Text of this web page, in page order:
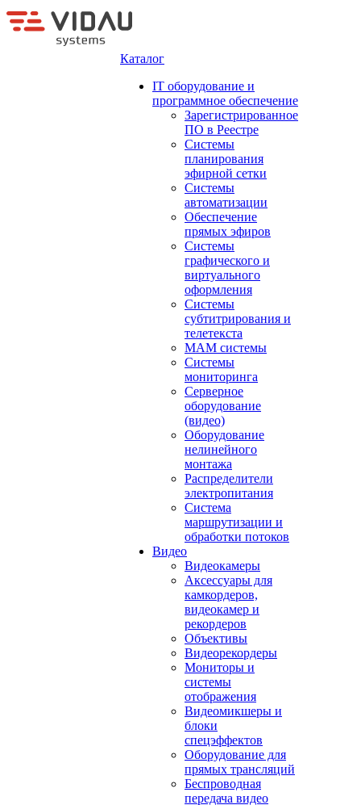
Каталог
IT оборудование и
программное обеспечение
Зарегистрированное
ПО в Реестре
Системы
планирования
эфирной сетки
Системы
автоматизации
Обеспечение
прямых эфиров
Системы
графического и
виртуального
оформления
Системы
субтитрирования и
телетекста
MAM системы
Системы
мониторинга
Серверное
оборудование
(видео)
Оборудование
нелинейного
монтажа
Распределители
электропитания
Система
маршрутизации и
обработки потоков
Видео
Видеокамеры
Аксессуары для
камкордеров,
видеокамер и
рекордеров
Объективы
Видеорекордеры
Мониторы и
системы
отображения
Видеомикшеры и
блоки
спецэффектов
Оборудование для
прямых трансляций
Беспроводная
передача видео